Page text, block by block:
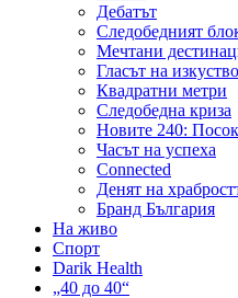
Дебатът
Следобедният
Мечтани
Гласът на
Квадратни метри
Следобедна криза
Новите 240:
Часът на успеха
Connected
Денят на
Бранд България
На живо
Спорт
Darik Health
„40 до 40“